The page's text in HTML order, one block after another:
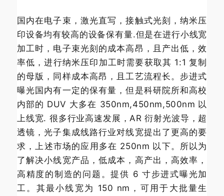
国内在电子束，激光直写，接触式光刻，纳米压
印设备均有较高的设备保有量.但是在进行小线宽
加工时，电子束光刻的成本高昂，且产出低，效
率低，进行纳米压印加工时需要获取其 1:1 复制
的母版，同样成本高昂，且工艺流程长。步进式
曝光国内有一定的保有量，但是科研院所和高校
内部的 DUV 大多在 350nm,450nm,500nm 以
上线宽. 很多行业高速发展，AR 衍射光波导，超
透镜，光子集成线路行业对线宽提出了更高的要
求，上述市场的应用多在 250nm 以下。所以为
了解决小线宽产品，低成本，高产出，高效率，
高精度的制造的问题。提供 6 寸步进式曝光加
工。其最小线宽为 150 nm，可用于大批量生